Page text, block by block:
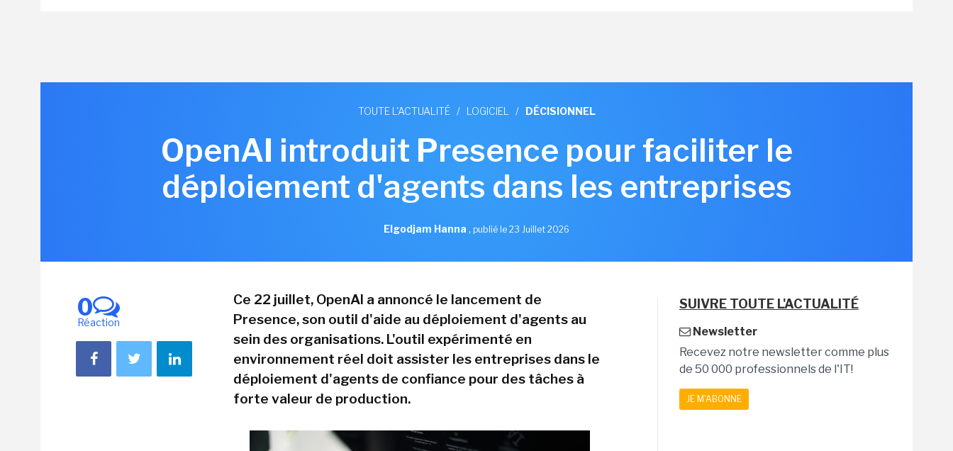
TOUTE L'ACTUALITÉ / LOGICIEL / DÉCISIONNEL
OpenAI introduit Presence pour faciliter le
déploiement d'agents dans les entreprises
Elgodjam Hanna , publié le 23 Juillet 2026
0
Réaction
Ce 22 juillet, OpenAI a annoncé le lancement de
Presence, son outil d'aide au déploiement d'agents au
sein des organisations. L'outil expérimenté en
environnement réel doit assister les entreprises dans le
déploiement d'agents de confiance pour des tâches à
forte valeur de production.
SUIVRE TOUTE L'ACTUALITÉ
Newsletter
Recevez notre newsletter comme plus
de 50 000 professionnels de l'IT!
JE M'ABONNE